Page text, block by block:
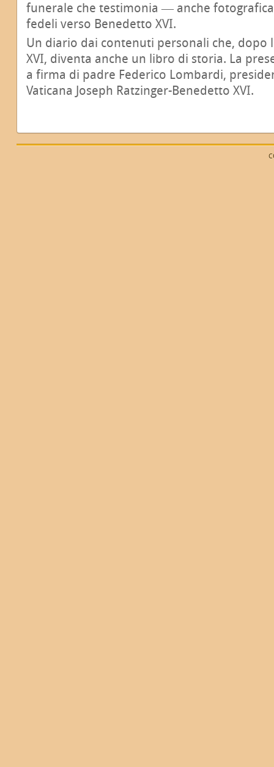
funerale che testimonia ― anche
fedeli verso Benedetto XVI.
Un diario dai contenuti personali che, dopo
XVI, diventa anche un libro di storia. La
a firma di padre Federico Lombardi,
Vaticana Joseph Ratzinger-Benedetto XVI.